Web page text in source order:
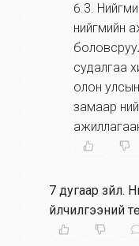
6.3.
нийгмийн
судалгаа
олон
замаар
7 дугаар зүйл.
үйлчилгээний